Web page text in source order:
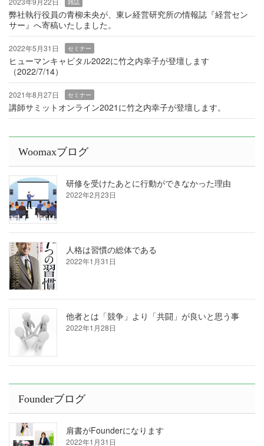
雑誌
弊社執行役員の青柳未央が、東レ経営研究所の情報誌『経営セン
サー』へ寄稿いたしました。
2022年5月31日 セミナー
ヒューマンキャピタル2022に竹之内幸子が登壇します
（2022/7/14）
2021年8月27日 セミナー
講師サミットオンライン2021に竹之内幸子が登壇します。
Woomaxブログ
研修を受けたあとに行動ができなかった理由
2022年2月23日
人格は習慣の総体である
2022年1月31日
他者とは「競争」より「共闘」が良いと思う事
2022年1月28日
Founderブログ
肩書がFounderになります
2022年1月31日